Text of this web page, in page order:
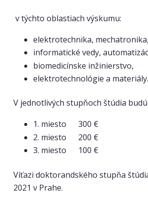
v týchto oblastiach výskumu:
elektrotechnika,
informatické vedy,
biomedicínske inžinierstvo,
elektrotechnológie a materiály.
V jednotlivých stupňoch štúdia
1. miesto 300 €
2. miesto 200 €
3. miesto 100 €
Víťazi doktorandského stupňa
2021 v Prahe.